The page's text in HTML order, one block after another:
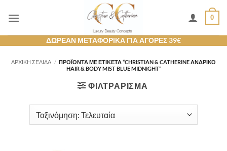
στο
0
ΔΩΡΕΑΝ ΜΕΤΑΦΟΡΙΚΑ ΓΙΑ ΑΓΟΡΕΣ 39€
ΑΡΧΙΚΉ ΣΕΛΊΔΑ / ΠΡΟΪΌΝΤΑ ΜΕ ΕΤΙΚΈΤΑ “CHRISTIAN & CATHERINE ΑΝΔΡΙΚΌ
HAIR & BODY MIST BLUE MIDNIGHT”
ΦΙΛΤΡΆΡΙΣΜΑ